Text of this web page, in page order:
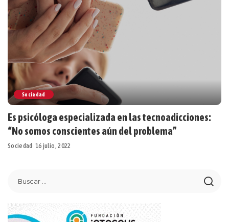
Sociedad
Es psicóloga especializada en las tecnoadicciones:
“No somos conscientes aún del problema”
Sociedad 16 julio, 2022